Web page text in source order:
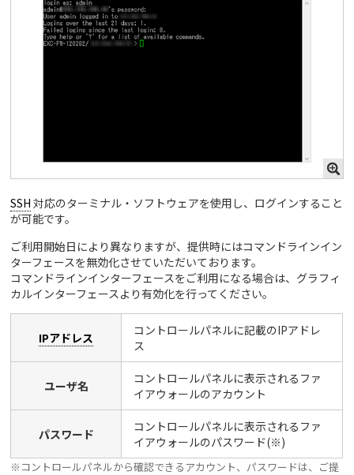
SSH 対応のターミナル・ソフトウェアを使用し、ログインすること
が可能です。
ご利用開始日により異なりますが、提供時にはコマンドラインイン
ターフェースを無効化させていただいております。
コマンドラインインターフェースをご利用になる場合は、グラフィ
カルインターフェースより有効化を行ってください。
IPアドレス
コントロールパネルに記載のIPアドレ
ス
ユーザ名
コントロールパネルに表示されるファ
イアウォールのアカウント
パスワード
コントロールパネルに表示されるファ
イアウォールのパスワード(※)
※コントロールパネルから確認できるアカウント、パスワードは、ご提